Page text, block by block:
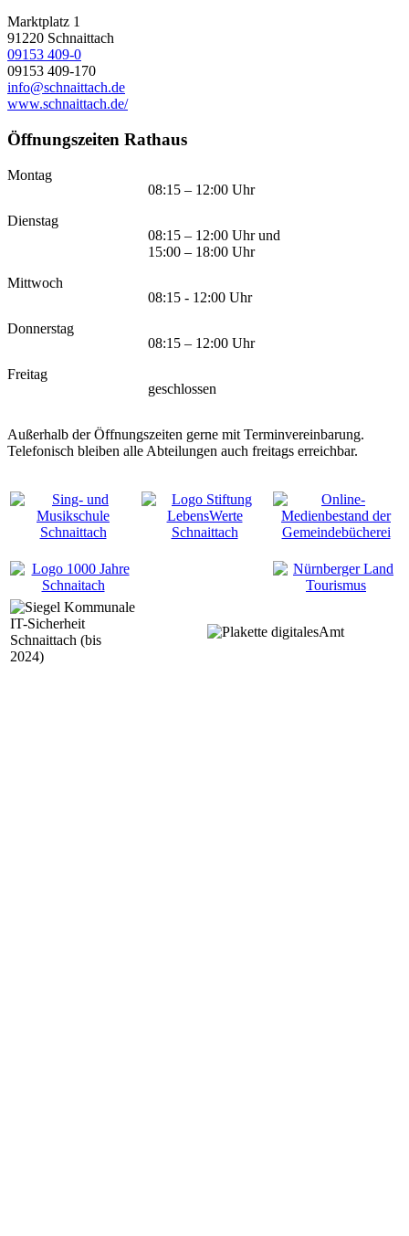
Marktplatz 1
91220 Schnaittach
09153 409-0
09153 409-170
info@schnaittach.de
www.schnaittach.de/
Öffnungszeiten Rathaus
Montag
08:15 – 12:00 Uhr
Dienstag
08:15 – 12:00 Uhr und
15:00 – 18:00 Uhr
Mittwoch
08:15 - 12:00 Uhr
Donnerstag
08:15 – 12:00 Uhr
Freitag
geschlossen
Außerhalb der Öffnungszeiten gerne mit Terminvereinbarung.
Telefonisch bleiben alle Abteilungen auch freitags erreichbar.